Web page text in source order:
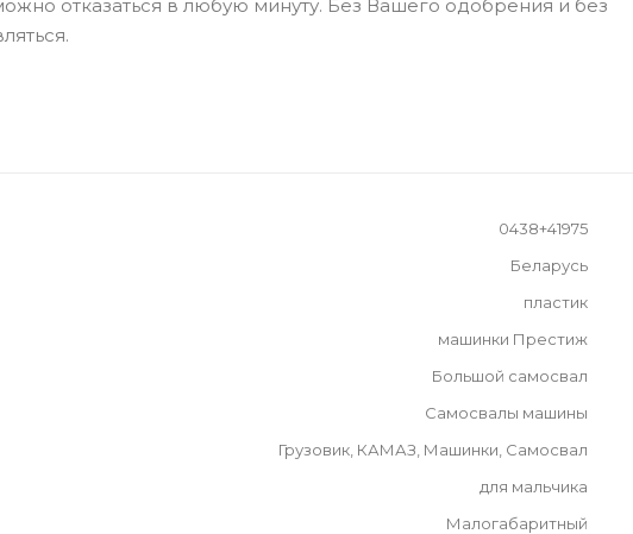
отказаться в любую минуту. Без Вашего одобрения и без
0438+41975
Беларусь
пластик
машинки Престиж
Большой самосвал
Самосвалы машины
Грузовик, КАМАЗ, Машинки, Самосвал
для мальчика
Малогабаритный